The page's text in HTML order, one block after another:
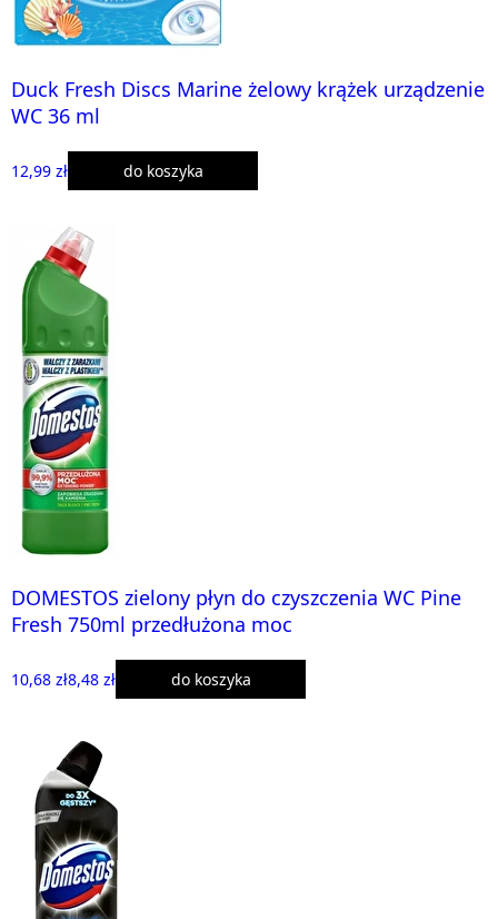
Duck Fresh Discs Marine żelowy krążek urządzenie
WC 36 ml
12,99 zł do koszyka
DOMESTOS zielony płyn do czyszczenia WC Pine
Fresh 750ml przedłużona moc
10,68 zł8,48 zł do koszyka